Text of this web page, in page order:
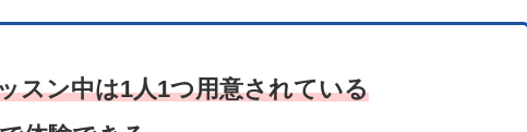
スン中は1人1つ用意されている